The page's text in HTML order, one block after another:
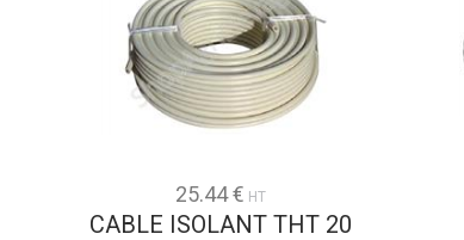
25.44 € HT
CABLE ISOLANT THT 20